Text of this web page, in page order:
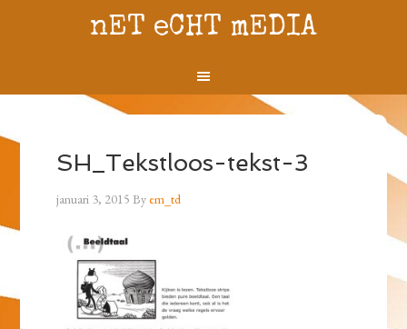
nET eCHT mEDIA
SH_Tekstloos-tekst-3
januari 3, 2015 Byem_td